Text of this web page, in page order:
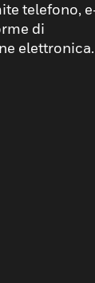
telefono,
di
elettronica.